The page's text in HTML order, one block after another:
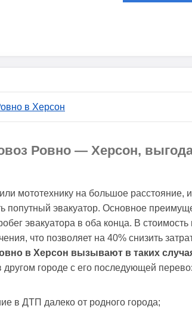
в Херсон
Ровно — Херсон,
мототехнику на большое расстояние,
попутный эвакуатор. Основное
эвакуатора в оба конца. В стоимость
что позволяет на 40% снизить
в Херсон вызывают в таких
другом городе с его последующей
в ДТП далеко от родного города;